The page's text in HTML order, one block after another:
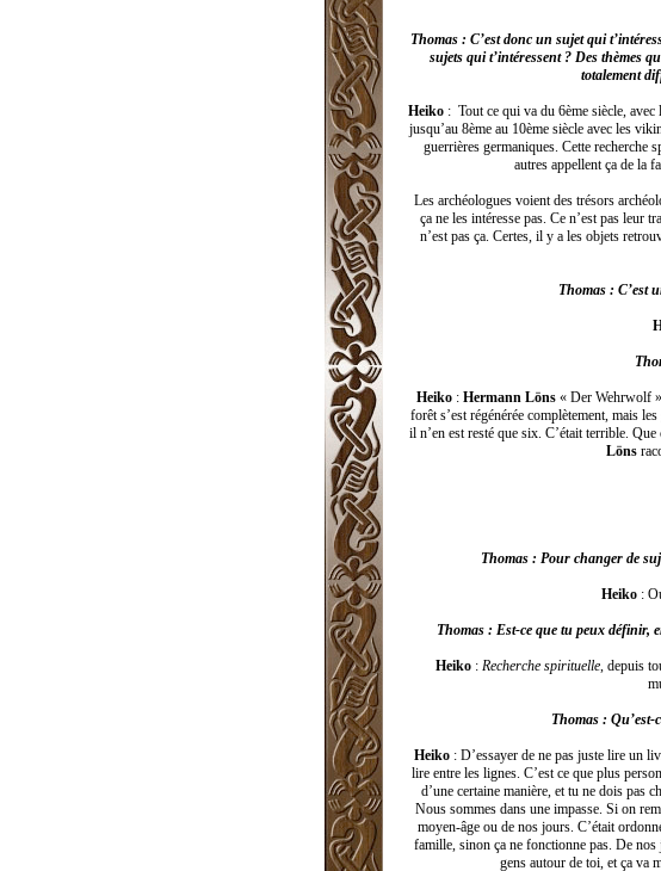
Thomas : C’est donc un sujet qui
sujets qui t’intéressent ? Des thèmes
totalement
Heiko : Tout ce qui va du 6ème siècle,
jusqu’au 8ème au 10ème siècle avec les
guerrières germaniques. Cette recherche
autres appellent ça de la
Les archéologues voient des trésors
ça ne les intéresse pas. Ce n’est pas leur
n’est pas ça. Certes, il y a les objets
Thomas : C’est
Heiko: Hermann Löns« Der Wehrwolf »
forêt s’est régénérée complètement, mais
il n’en est resté que six. C’était terrible.
Löns
Thomas : Pour changer de
Heiko:
Thomas : Est-ce que tu peux définir,
Heiko: Recherche spirituelle, depuis
Thomas :
Heiko: D’essayer de ne pas juste lire un
lire entre les lignes. C’est ce que plus
d’une certaine manière, et tu ne dois pas
Nous sommes dans une impasse. Si on
moyen-âge ou de nos jours. C’était
famille, sinon ça ne fonctionne pas. De
gens autour de toi, et ça va